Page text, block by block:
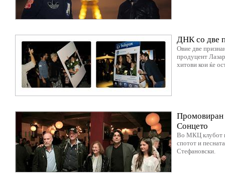
ДНК со две
Овие две
продуцент
хитови кои ќе
Промовиран
Сонцето
Во МКЦ клубот
спотот и
Стефановски.